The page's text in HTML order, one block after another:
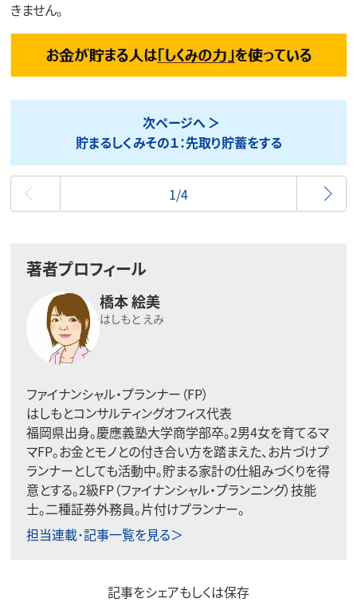
きません。
次ページへ
貯まるしくみその１：先取り貯蓄をする
最初
1/4
著者プロフィール
橋本 絵美
はしもと えみ
ファイナンシャル・プランナー（FP）
はしもとコンサルティングオフィス代表
福岡県出身。慶應義塾大学商学部卒。2男4女を育てるマ
マFP。お金とモノとの付き合い方を踏まえた、お片づけプ
ランナーとしても活動中。貯まる家計の仕組みづくりを得
意とする。2級FP（ファイナンシャル・プランニング）技能
士。二種証券外務員。片付けプランナー。
担当連載･記事一覧を見る＞
記事をシェアもしくは保存